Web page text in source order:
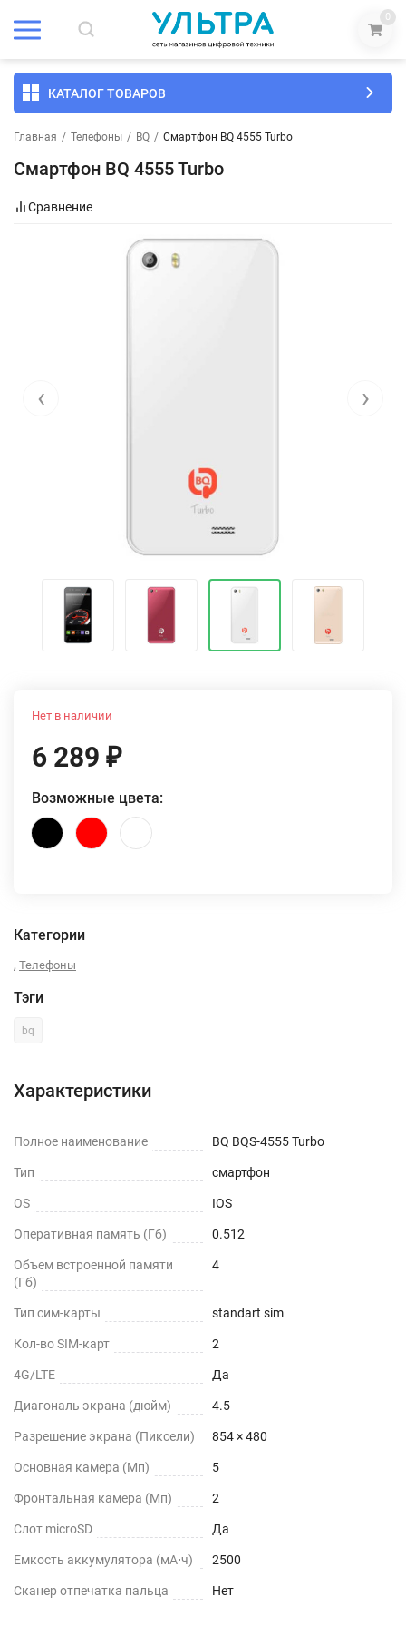
0
КАТАЛОГ ТОВАРОВ
Главная / Телефоны / BQ / Смартфон BQ 4555 Turbo
Смартфон BQ 4555 Turbo
Сравнение
‹ ›
Нет в наличии
6 289 ₽
Возможные цвета:
Категории
, Телефоны
Тэги
bq
Характеристики
Полное наименование BQ BQS-4555 Turbo
Тип смартфон
OS IOS
Оперативная память (Гб) 0.512
Объем встроенной памяти
(Гб)
4
Тип сим-карты standart sim
Кол-во SIM-карт 2
4G/LTE Да
Диагональ экрана (дюйм) 4.5
Разрешение экрана (Пиксели) 854 × 480
Основная камера (Мп) 5
Фронтальная камера (Мп) 2
Слот microSD Да
Емкость аккумулятора (мА⋅ч) 2500
Сканер отпечатка пальца Нет